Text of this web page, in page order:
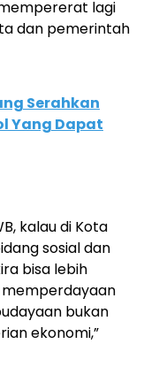
lagi
dan pemerintah
Serahkan
Yang Dapat
kalau di Kota
sosial dan
bisa lebih
bukan
ekonomi,”